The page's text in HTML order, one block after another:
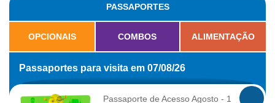
PASSAPORTES
OPCIONAIS COMBOS ALIMENTAÇÃO
Passaportes para visita em 07/08/26
Passaporte de Acesso Agosto - 1